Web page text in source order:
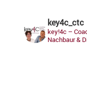
key4c_ctc
key!4c –
Nachbaur &